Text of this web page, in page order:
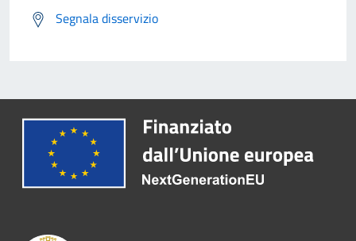
Segnala disservizio